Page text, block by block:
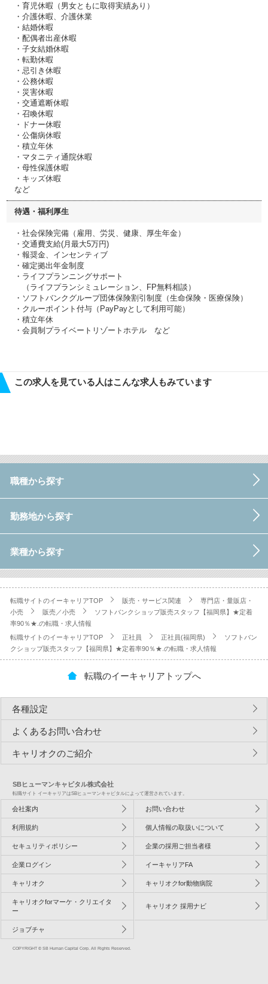
・育児休暇（男女ともに取得実績あり）
・介護休暇、介護休業
・結婚休暇
・配偶者出産休暇
・子女結婚休暇
・転勤休暇
・忌引き休暇
・公務休暇
・災害休暇
・交通遮断休暇
・召喚休暇
・ドナー休暇
・公傷病休暇
・積立年休
・マタニティ通院休暇
・母性保護休暇
・キッズ休暇
など
待遇・福利厚生
・社会保険完備（雇用、労災、健康、厚生年金）
・交通費支給(月最大5万円)
・報奨金、インセンティブ
・確定拠出年金制度
・ライフプランニングサポート
（ライフプランシミュレーション、FP無料相談）
・ソフトバンクグループ団体保険割引制度（生命保険・医療保険）
・クルーポイント付与（PayPayとして利用可能）
・積立年休
・会員制プライベートリゾートホテル など
この求人を見ている人はこんな求人もみています
職種から探す
勤務地から探す
業種から探す
転職サイトのイーキャリアTOP 販売・サービス関連
専門店・量販店・
小売
販売／小売
ソフトバンクショップ販売スタッフ【福岡県】★定着
率90％★.の転職・求人情報
転職サイトのイーキャリアTOP
正社員 正社員(福岡県)
ソフトバン
クショップ販売スタッフ【福岡県】★定着率90％★.の転職・求人情報
転職のイーキャリアトップへ
各種設定
よくあるお問い合わせ
キャリオクのご紹介
SBヒューマンキャピタル株式会社
転職サイト イーキャリアはSBヒューマンキャピタルによって運営されています。
会社案内 お問い合わせ
利用規約 個人情報の取扱いについて
セキュリティポリシー 企業の採用ご担当者様
企業ログイン イーキャリアFA
キャリオク キャリオクfor動物病院
キャリオクforマーケ・クリエイタ
ー
キャリオク 採用ナビ
ジョブチャ
COPYRIGHT © SB Human Capital Corp. All Rights Reserved.